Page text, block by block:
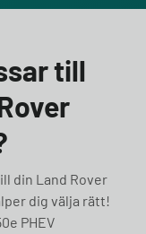
till
din Land Rover
dig välja rätt!
PHEV